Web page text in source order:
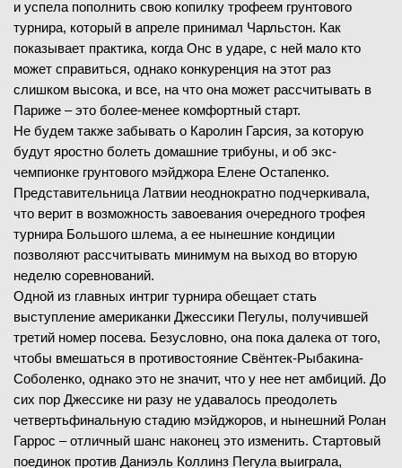
и успела пополнить свою копилку трофеем грунтового
турнира, который в апреле принимал Чарльстон. Как
показывает практика, когда Онс в ударе, с ней мало кто
может справиться, однако конкуренция на этот раз
слишком высока, и все, на что она может рассчитывать в
Париже – это более-менее комфортный старт.
Не будем также забывать о Каролин Гарсия, за которую
будут яростно болеть домашние трибуны, и об экс-
чемпионке грунтового мэйджора Елене Остапенко.
Представительница Латвии неоднократно подчеркивала,
что верит в возможность завоевания очередного трофея
турнира Большого шлема, а ее нынешние кондиции
позволяют рассчитывать минимум на выход во вторую
неделю соревнований.
Одной из главных интриг турнира обещает стать
выступление американки Джессики Пегулы, получившей
третий номер посева. Безусловно, она пока далека от того,
чтобы вмешаться в противостояние Свёнтек-Рыбакина-
Соболенко, однако это не значит, что у нее нет амбиций. До
сих пор Джессике ни разу не удавалось преодолеть
четвертьфинальную стадию мэйджоров, и нынешний Ролан
Гаррос – отличный шанс наконец это изменить. Стартовый
поединок против Даниэль Коллинз Пегула выиграла,